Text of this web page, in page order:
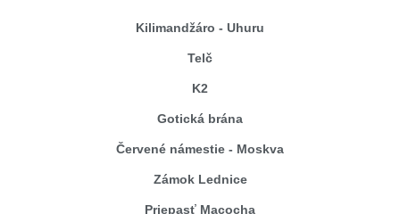
Kilimandžáro - Uhuru
Telč
K2
Gotická brána
Červené námestie - Moskva
Zámok Lednice
Priepasť Macocha